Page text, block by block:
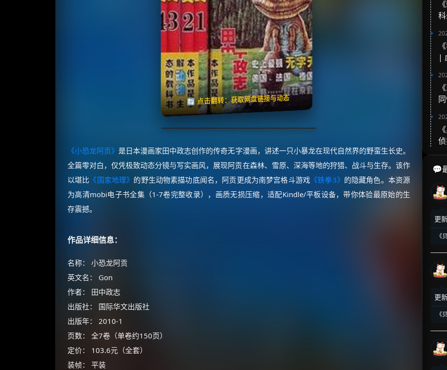
🔄 点击翻转：获取网盘链接与动态
失效请反馈
🧧️
天天领红包
《小恐龙阿贡》是日本漫画家田中政志创作的传奇无字漫画，讲述一只小暴龙在现代自然界的野蛮生长史。
全篇零对白，仅凭极致动态分镜与写实画风，展现阿贡在森林、雪原、深海等地的狩猎、战斗与生存。该作
以堪比 《国家地理》 的野生动物素描功底闻名，阿贡更成为南梦宫格斗游戏 《铁拳3》 的隐藏角色。本资源
为高清mobi电子书全集（1-7卷完整收录），画质无损压缩，适配Kindle/平板设备，带你体验最原始的生
存震撼。
作品详细信息：
名称： 小恐龙阿贡
英文名： Gon
作者： 田中政志
出版社： 国际华文出版社
出版年： 2010-1
页数： 全7卷（单卷约150页）
定价： 103.6元（全套）
装帧： 平装
|
💬
更
《
更
《